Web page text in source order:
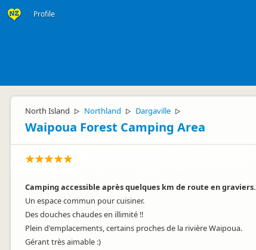
Profile
North Island ▷ Northland ▷ Dargaville ▷
Waipoua Forest Camping Area
Camping accessible après quelques km de route en graviers.
Un espace commun pour cuisiner.
Des douches chaudes en illimité !!
Plein d'emplacements, certains proches de la rivière Waipoua.
Gérant très aimable :)